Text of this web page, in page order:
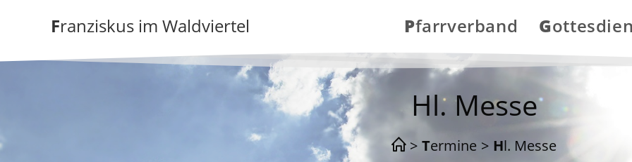
Franziskus im Waldviertel Pfarrverband
Hl. Messe
> Termine > Hl. Messe